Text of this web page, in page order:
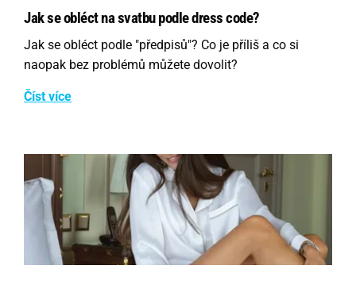
Jak se obléct na svatbu podle dress code?
Jak se obléct podle "předpisů"? Co je příliš a co si
naopak bez problémů můžete dovolit?
Číst více